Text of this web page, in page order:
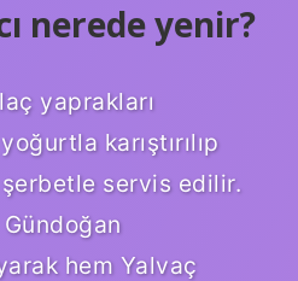
nerede yenir?
yaprakları
karıştırılıp
servis edilir.
hem Yalvaç